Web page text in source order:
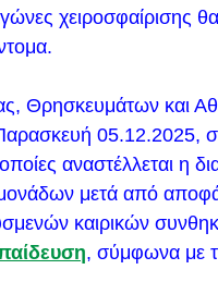
πρόγραμμα του
πρόγραμμα του
εισαγωγής
Εξετάσεις έτους
πρόγραμμα του
χειροσφαίρισης
Θρησκευμάτων και
05.12.2025,
αναστέλλεται η
μονάδων μετά από
καιρικών
, σύμφωνα με